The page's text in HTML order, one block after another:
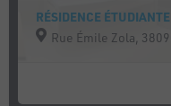
RÉSIDENCE
Rue Émile Zola,